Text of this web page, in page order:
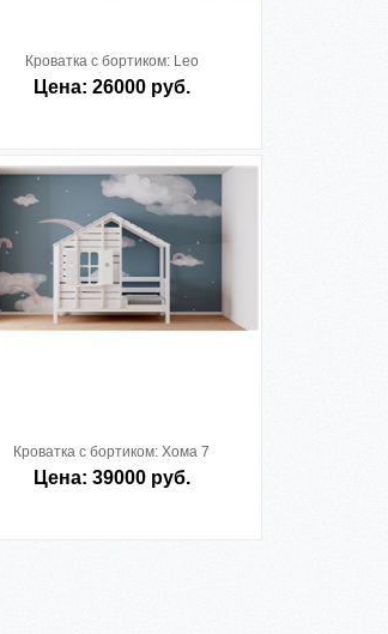
Кроватка с бортиком: Leo
Цена: 26000 руб.
Кроватка с бортиком: Хома 7
Цена: 39000 руб.